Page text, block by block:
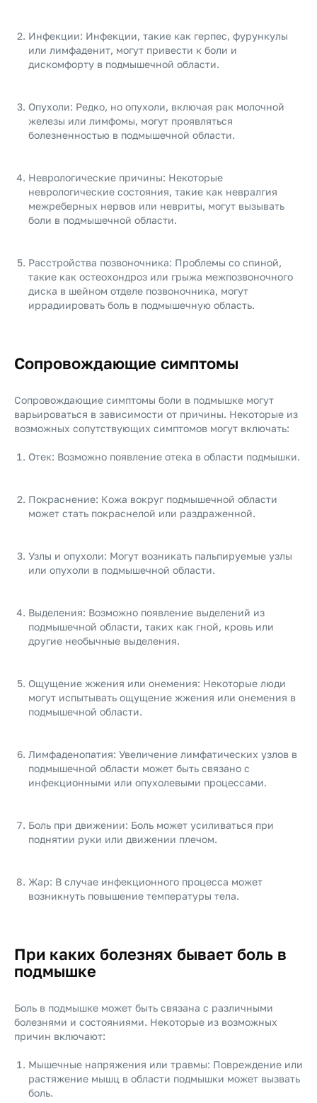
Инфекции: Инфекции, такие как герпес, фурункулы
или лимфаденит, могут привести к боли и
дискомфорту в подмышечной области.
Опухоли: Редко, но опухоли, включая рак молочной
железы или лимфомы, могут проявляться
болезненностью в подмышечной области.
Неврологические причины: Некоторые
неврологические состояния, такие как невралгия
межреберных нервов или невриты, могут вызывать
боли в подмышечной области.
Расстройства позвоночника: Проблемы со спиной,
такие как остеохондроз или грыжа межпозвоночного
диска в шейном отделе позвоночника, могут
иррадиировать боль в подмышечную область.
Сопровождающие симптомы
Сопровождающие симптомы боли в подмышке могут
варьироваться в зависимости от причины. Некоторые из
возможных сопутствующих симптомов могут включать:
Отек: Возможно появление отека в области подмышки.
Покраснение: Кожа вокруг подмышечной области
может стать покраснелой или раздраженной.
Узлы и опухоли: Могут возникать пальпируемые узлы
или опухоли в подмышечной области.
Выделения: Возможно появление выделений из
подмышечной области, таких как гной, кровь или
другие необычные выделения.
Ощущение жжения или онемения: Некоторые люди
могут испытывать ощущение жжения или онемения в
подмышечной области.
Лимфаденопатия: Увеличение лимфатических узлов в
подмышечной области может быть связано с
инфекционными или опухолевыми процессами.
Боль при движении: Боль может усиливаться при
поднятии руки или движении плечом.
Жар: В случае инфекционного процесса может
возникнуть повышение температуры тела.
При каких болезнях бывает боль в
подмышке
Боль в подмышке может быть связана с различными
болезнями и состояниями. Некоторые из возможных
причин включают:
Мышечные напряжения или травмы: Повреждение или
растяжение мышц в области подмышки может вызвать
боль.